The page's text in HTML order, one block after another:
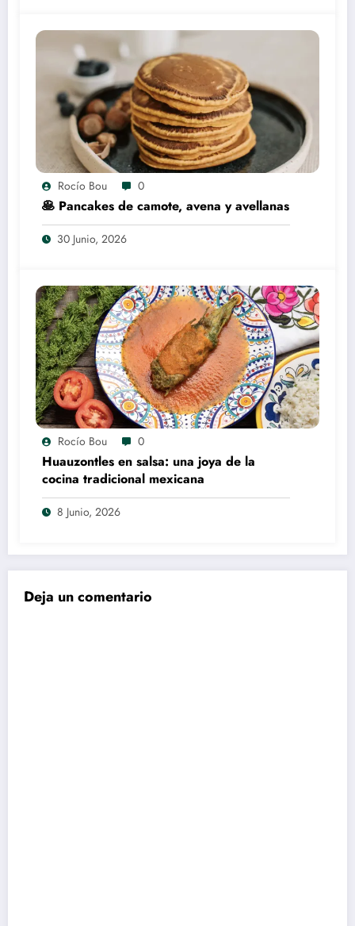
Rocío Bou 0
🥞 Pancakes de camote, avena y avellanas
30 Junio, 2026
Rocío Bou 0
Huauzontles en salsa: una joya de la
cocina tradicional mexicana
8 Junio, 2026
Deja un comentario